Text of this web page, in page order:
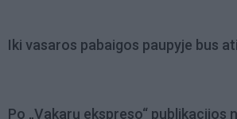
Iki vasaros pabaigos paupyje bus
Po „Vakarų ekspreso“ publikacijos